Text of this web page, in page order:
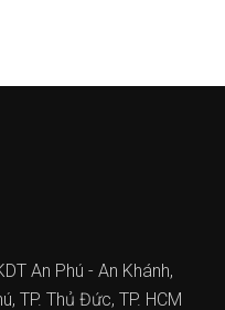
An Phú - An Khánh,
TP. Thủ Đức, TP. HCM